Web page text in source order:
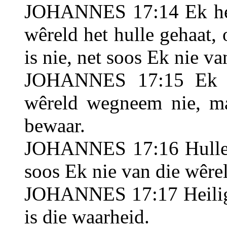
JOHANNES 17:14 Ek
wêreld het hulle
is nie, net soos Ek nie
JOHANNES 17:15
wêreld wegneem nie,
bewaar.
JOHANNES 17:16
soos Ek nie van die
JOHANNES 17:17
is die waarheid.